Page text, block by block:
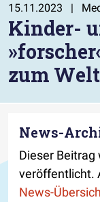
15.11.2023 |
Kinder-
zum
News-
Dieser Beitrag
veröffentlicht.
News-